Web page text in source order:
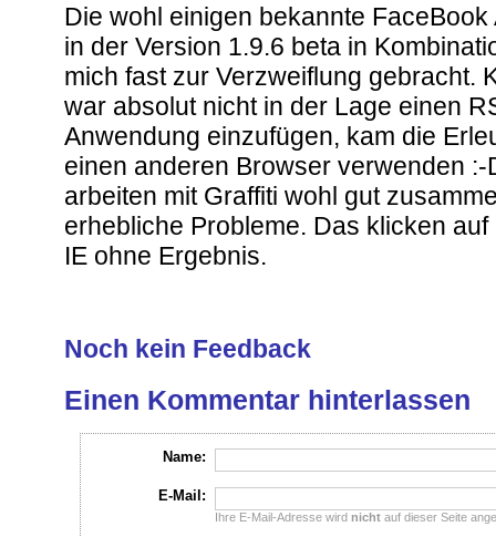
Die wohl einigen bekannte
in der Version 1.9.6 beta in
mich fast zur Verzweiflung gebracht.
war absolut nicht in der Lage einen
Anwendung einzufügen, kam die
einen anderen Browser verwenden
arbeiten mit Graffiti wohl gut
erhebliche Probleme. Das klicken auf
IE ohne Ergebnis.
Noch kein Feedback
Einen Kommentar hinterlassen
Name:
E-Mail:
Ihre E-Mail-Adresse wirdnicht auf dieser Seite